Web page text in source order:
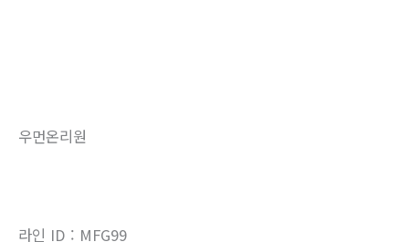
우먼온리원
라인 ID : MFG99